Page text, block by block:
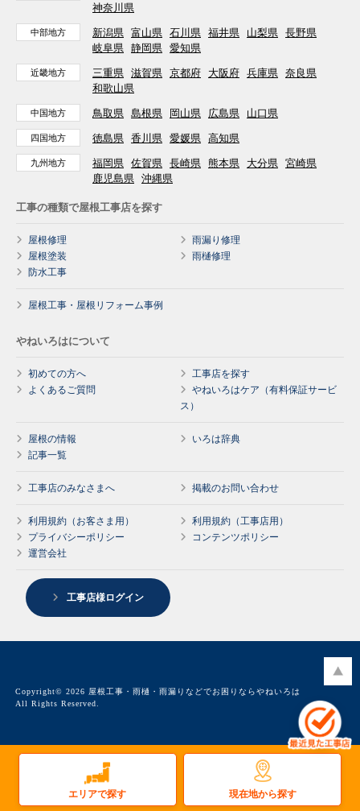
神奈川県
中部地方 新潟県 富山県 石川県 福井県 山梨県 長野県
岐阜県 静岡県 愛知県
近畿地方 三重県 滋賀県 京都府 大阪府 兵庫県 奈良県
和歌山県
中国地方 鳥取県 島根県 岡山県 広島県 山口県
四国地方 徳島県 香川県 愛媛県 高知県
九州地方 福岡県 佐賀県 長崎県 熊本県 大分県 宮崎県
鹿児島県 沖縄県
工事の種類で屋根工事店を探す
屋根修理
雨漏り修理
屋根塗装
雨樋修理
防水工事
屋根工事・屋根リフォーム事例
やねいろはについて
初めての方へ
工事店を探す
よくあるご質問
やねいろはケア（有料保証サービ
ス）
屋根の情報
いろは辞典
記事一覧
工事店のみなさまへ 掲載のお問い合わせ
利用規約（お客さま用）
利用規約（工事店用）
プライバシーポリシー
コンテンツポリシー
運営会社
工事店様ログイン
Copyright© 2026 屋根工事・雨樋・雨漏りなどでお困りならやねいろは
All Rights Reserved.
エリアで探す 現在地から探す